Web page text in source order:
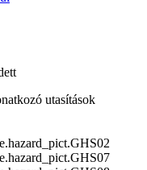
utasítások